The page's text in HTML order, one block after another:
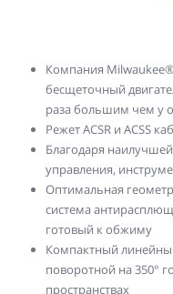
Компания
бесщеточный
раза большим чем у
Режет ACSR и ACSS
Благодаря
управления,
Оптимальная
система
готовый к обжиму
Компактный
поворотной на 350°
пространствах